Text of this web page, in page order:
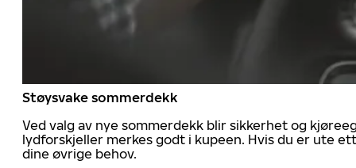
Støysvake sommerdekk
Ved valg av nye sommerdekk blir sikkerhet og
lydforskjeller merkes godt i kupeen. Hvis du er ute
dine øvrige behov.